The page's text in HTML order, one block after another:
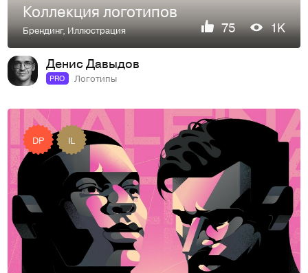
Коллекция логотипов
Брендинг,Иллюстрация 75 1K
Денис Давыдов
PRO Логотипы
DP IL